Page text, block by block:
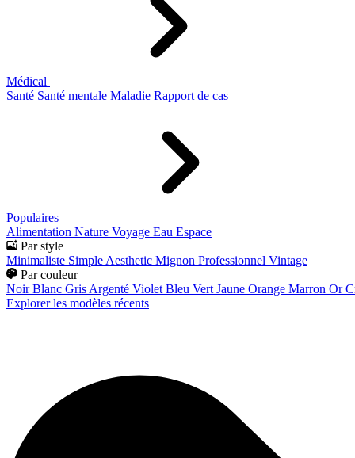
Médical
Santé Santé mentale Maladie Rapport de cas
Populaires
Alimentation Nature Voyage Eau Espace
Par style
Minimaliste Simple Aesthetic Mignon Professionnel Vintage
Par couleur
Noir Blanc Gris Argenté Violet Bleu Vert Jaune Orange Marron Or
Explorer les modèles récents